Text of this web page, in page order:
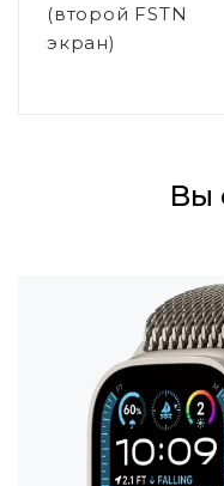
(второй FSTN
экран)
Вы